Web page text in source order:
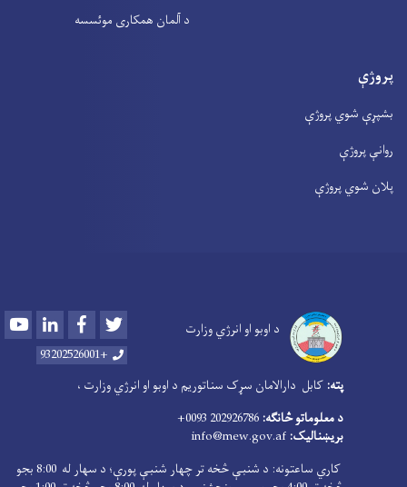
د آلمان همکاری موئسسه
پروژې
بشپړې شوي پروژې
روانې پروژې
پلان شوي پروژې
د اوبو او انرژي وزارت YoutubeLinkedInFacebook
+93202526001
پته: کابل دارالامان سړک سناتوریم د اوبو او انرژي وزارت ،
د معلوماتو څانګه: 202926786 0093+
بریښنالیک: info@mew.gov.af
کاري ساعتونه: د شنبې څخه تر چهار شنبې پورې؛ د سهار له 8:00 بجو